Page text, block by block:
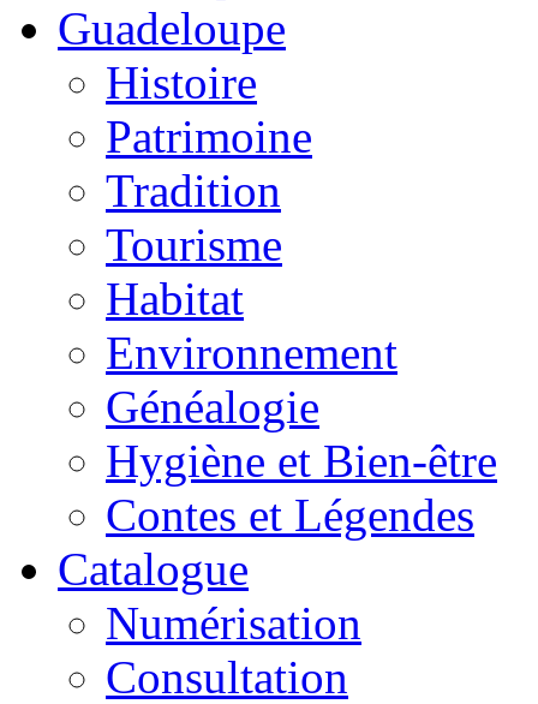
Guadeloupe
Histoire
Patrimoine
Tradition
Tourisme
Habitat
Environnement
Généalogie
Hygiène et Bien-être
Contes et Légendes
Catalogue
Numérisation
Consultation